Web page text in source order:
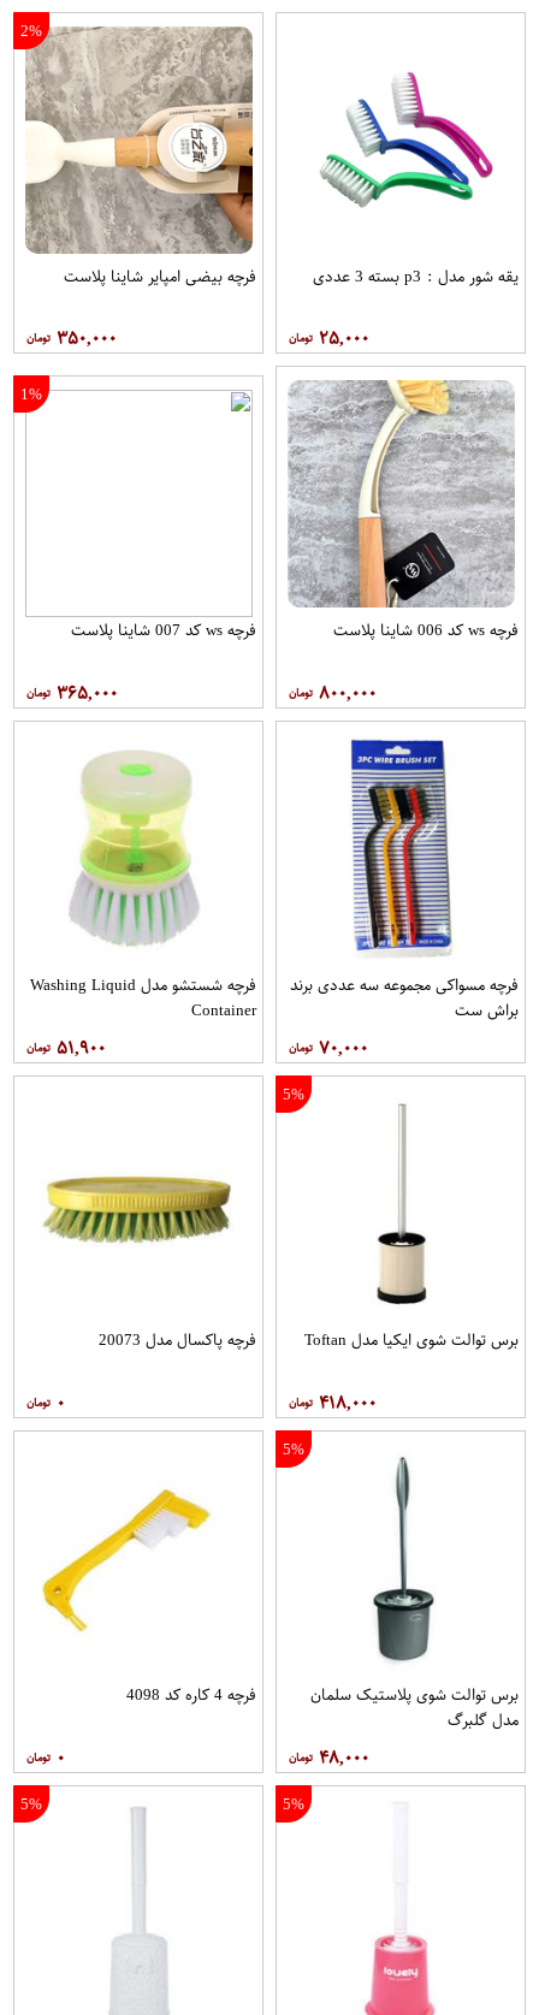
یقه شور مدل : p3 بسته 3 عددی
۲۵,۰۰۰
2%
فرچه بیضی امپایر شاینا پلاست
۳۵۰,۰۰۰
فرچه ws کد 006 شاینا پلاست
۸۰۰,۰۰۰
1%
فرچه ws کد 007 شاینا پلاست
۳۶۵,۰۰۰
فرچه مسواکی مجموعه سه عددی برند
براش ست
۷۰,۰۰۰
فرچه شستشو مدل Washing Liquid
Container
۵۱,۹۰۰
5%
برس توالت شوی ایکیا مدل Toftan
۴۱۸,۰۰۰
فرچه پاکسال مدل 20073
۰
5%
برس توالت شوی پلاستیک سلمان
مدل گلبرگ
۴۸,۰۰۰
فرچه 4 کاره کد 4098
۰
5%
5%